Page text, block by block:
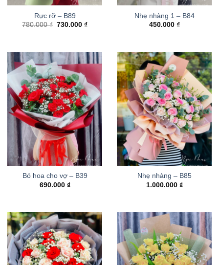
Rực rỡ – B89
780.000₫ Giá
730.000₫Giá
Nhẹ nhàng 1 – B84
450.000 ₫
Bó hoa cho vợ – B39
690.000 ₫
Nhẹ nhàng – B85
1.000.000 ₫